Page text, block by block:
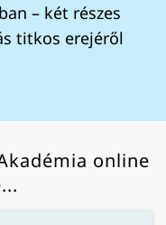
– két részes
titkos erejéről
online